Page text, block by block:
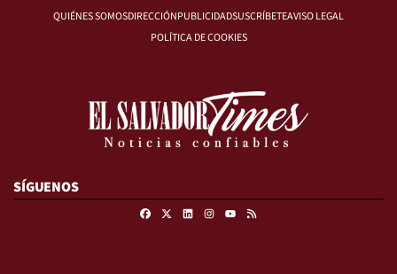
QUIÉNES SOMOSDIRECCIÓNPUBLICIDADSUSCRÍBETEAVISO LEGAL
POLÍTICA DE COOKIES
SÍGUENOS
FacebookLinkedinInstagram